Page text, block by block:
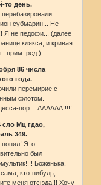
то день.
субмарин... Не
Я не педофи... (далее
клякса, и кривая
- прим. ред.)
86 числа
года.
перемирие с
флотом.
порт...АААААА!!!!!
сло Мц гдао,
349.
понял! Это
был
Боженька,
кто-нибудь,
меня отсюда!!! Хочу